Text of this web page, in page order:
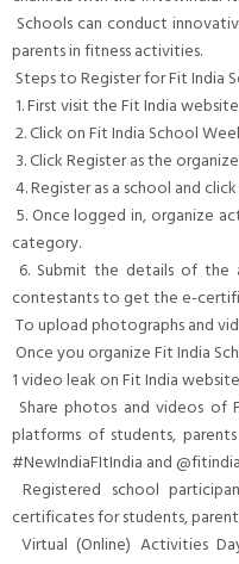
Schools can conduct
parents in fitness activities.
Steps to Register for Fit India
1. First visit the Fit India
2. Click on Fit India School
3. Click Register as the
4. Register as a school and
5. Once logged in, organize
category.
6. Submit the details of
contestants to get the e-
To upload photographs and
Once you organize Fit India
1 video leak on Fit India
Share photos and videos of
platforms of students,
#NewIndiaFItIndia and
Registered school
certificates for students,
Virtual (Online) Activities